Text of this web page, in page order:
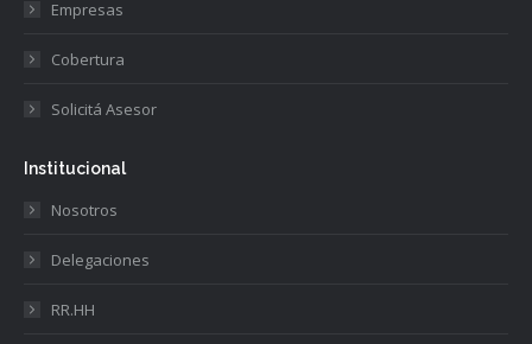
Empresas
Cobertura
Solicitá Asesor
Institucional
Nosotros
Delegaciones
RR.HH